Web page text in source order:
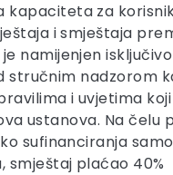
za
i smještaja
namijenjen
stručnim nadzorom
i uvjetima
ustanova. Na
sufinanciranja
smještaj plaćao